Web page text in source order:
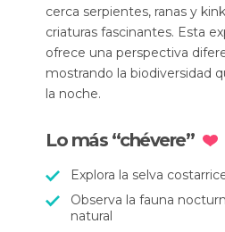
cerca serpientes, ranas y
criaturas fascinantes. Esta
ofrece una perspectiva
mostrando la biodiversidad
la noche.
Lo más “chévere”
Explora la selva
Observa la fauna
natural